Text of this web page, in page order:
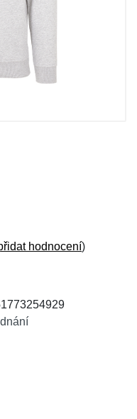
hodnocení)